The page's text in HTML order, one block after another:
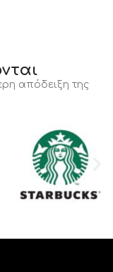
απόδειξη της